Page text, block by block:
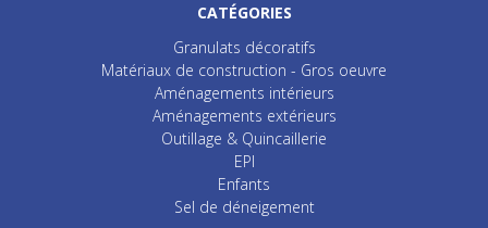
CATÉGORIES
Granulats décoratifs
Matériaux de construction - Gros oeuvre
Aménagements intérieurs
Aménagements extérieurs
Outillage & Quincaillerie
EPI
Enfants
Sel de déneigement